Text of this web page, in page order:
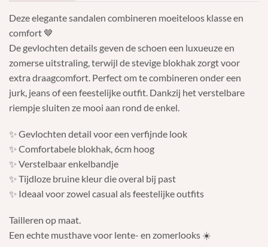
Deze elegante sandalen combineren moeiteloos klasse en
comfort 🤎
De gevlochten details geven de schoen een luxueuze en
zomerse uitstraling, terwijl de stevige blokhak zorgt voor
extra draagcomfort. Perfect om te combineren onder een
jurk, jeans of een feestelijke outfit. Dankzij het verstelbare
riempje sluiten ze mooi aan rond de enkel.
✨ Gevlochten detail voor een verfijnde look
✨ Comfortabele blokhak, 6cm hoog
✨ Verstelbaar enkelbandje
✨ Tijdloze bruine kleur die overal bij past
✨ Ideaal voor zowel casual als feestelijke outfits
Tailleren op maat.
Een echte musthave voor lente- en zomerlooks ☀️